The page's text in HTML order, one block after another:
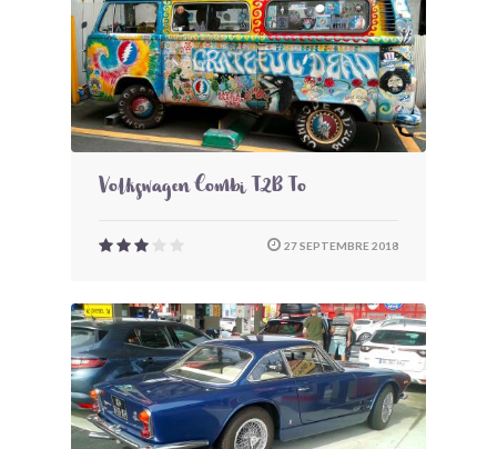
Volkswagen Combi T2B To
27 SEPTEMBRE 2018